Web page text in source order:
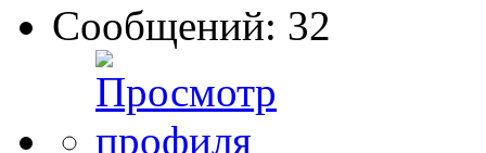
Сообщений: 32